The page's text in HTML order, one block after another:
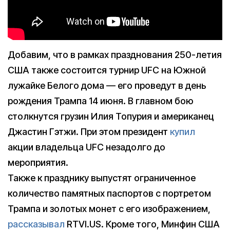
Добавим, что в рамках празднования 250-летия
США также состоится турнир UFC на Южной
лужайке Белого дома — его проведут в день
рождения Трампа 14 июня. В главном бою
столкнутся грузин Илия Топурия и американец
Джастин Гэтжи. При этом президент купил
акции владельца UFC незадолго до
мероприятия.
Также к празднику выпустят ограниченное
количество памятных паспортов с портретом
Трампа и золотых монет с его изображением,
рассказывал RTVI.US. Кроме того, Минфин США